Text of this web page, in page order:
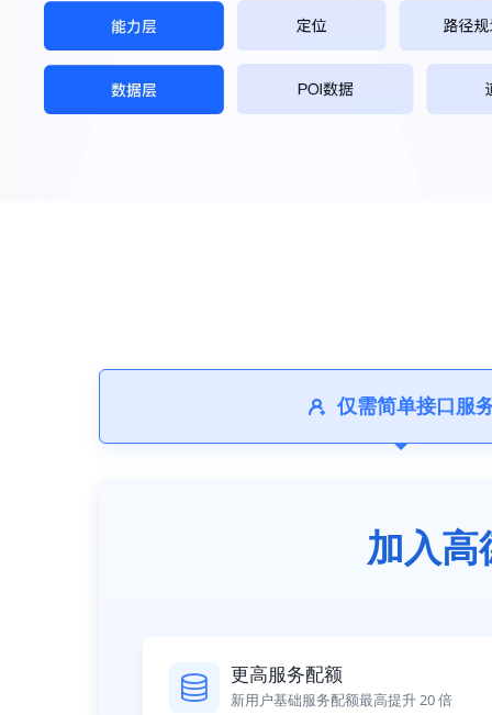
仅需简单接口服
加入
更高服务配额
新用户基础服务配额最高提升 20 倍